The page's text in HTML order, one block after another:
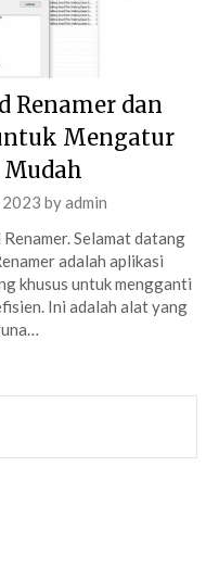
Renamer dan
Mengatur
byadmin
Selamat datang
adalah aplikasi
khusus untuk mengganti
Ini adalah alat yang